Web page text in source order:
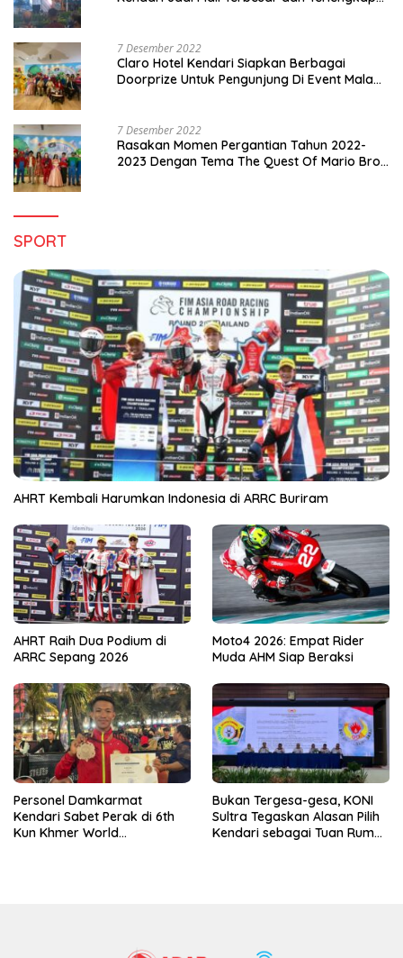
7 Desember 2022
Claro Hotel Kendari Siapkan Berbagai
Doorprize Untuk Pengunjung Di Event Malam
7 Desember 2022
Rasakan Momen Pergantian Tahun 2022-
2023 Dengan Tema The Quest Of Mario Bros
SPORT
AHRT Kembali Harumkan Indonesia di ARRC Buriram
AHRT Raih Dua Podium di
ARRC Sepang 2026
Moto4 2026: Empat Rider
Muda AHM Siap Beraksi
Personel Damkarmat
Kendari Sabet Perak di 6th
Kun Khmer World
Bukan Tergesa-gesa, KONI
Sultra Tegaskan Alasan Pilih
Kendari sebagai Tuan Rumah